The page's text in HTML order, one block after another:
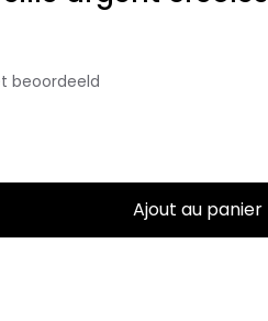
beoordeeld
Ajout au panier